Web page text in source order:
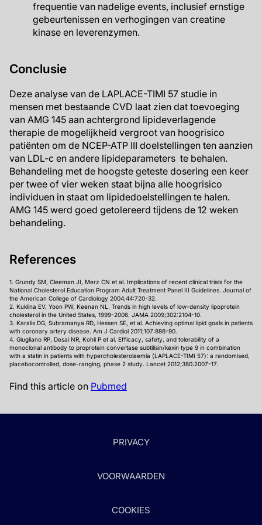
frequentie van nadelige events, inclusief ernstige
gebeurtenissen en verhogingen van creatine
kinase en leverenzymen.
Conclusie
Deze analyse van de LAPLACE-TIMI 57 studie in
mensen met bestaande CVD laat zien dat toevoeging
van AMG 145 aan achtergrond lipideverlagende
therapie de mogelijkheid vergroot van hoogrisico
patiënten om de NCEP-ATP III doelstellingen ten aanzien
van LDL-c en andere lipideparameters te behalen.
Behandeling met de hoogste geteste dosering een keer
per twee of vier weken staat bijna alle hoogrisico
individuen in staat om lipidedoelstellingen te halen.
AMG 145 werd goed getolereerd tijdens de 12 weken
behandeling.
References
1. Grundy SM, Cleeman JI, Merz CN et al. Implications of recent clinical trials for the
National Cholesterol Education Program Adult Treatment Panel III Guidelines. Journal of
the American College of Cardiology 2004;44:720-32.
2. Kuklina EV, Yoon PW, Keenan NL. Trends in high levels of low-density lipoprotein
cholesterol in the United States, 1999-2006. JAMA 2009;302:2104-10.
3. Karalis DG, Subramanya RD, Hessen SE, et al. Achieving optimal lipid goals in patients
with coronary artery disease. Am J Cardiol 2011;107:886-90.
4. Giugliano RP, Desai NR, Kohli P et al. Efficacy, safety, and tolerability of a
monoclonal antibody to proprotein convertase subtilisin/kexin type 9 in combination
with a statin in patients with hypercholesterolaemia (LAPLACE-TIMI 57): a randomised,
placebocontrolled, dose-ranging, phase 2 study. Lancet 2012;380:2007-17.
Find this article on Pubmed
PRIVACY
VOORWAARDEN
COOKIES